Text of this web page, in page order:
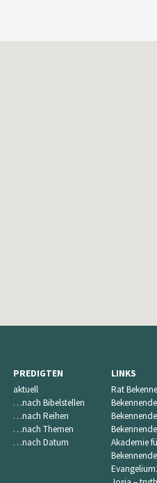
PREDIGTEN
aktuell
…nach Bibelstellen
…nach Reihen
…nach Themen
…nach Datum
LINKS
Rat
Akademie